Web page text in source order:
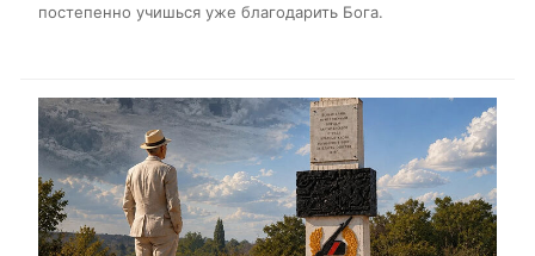
постепенно учишься уже благодарить Бога.